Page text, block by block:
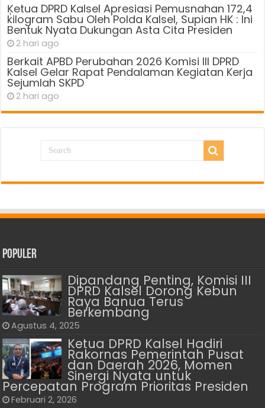
Ķetua DPRD Kalsel Apresiasi Pemusnahan 172,4
kilogram Sabu Oleh Polda Kalsel, Supian HK : Ini
Bentuk Nyata Dukungan Asta Cita Presiden
2 hari ago
Berkait APBD Perubahan 2026 Komisi III DPRD
Kalsel Gelar Rapat Pendalaman Kegiatan Kerja
Sejumlah SKPD
2 hari ago
Populer
Dipandang Penting, Komisi III
DPRD Kalsel Dorong Kebun
Raya Banua Terus
Berkembang
Agustus 4, 2025
Ketua DPRD Kalsel Hadiri
Rakornas Pemerintah Pusat
dan Daerah 2026, Momen
Sinergi Nyata untuk
Percepatan Program Prioritas Presiden
Februari 2, 2026